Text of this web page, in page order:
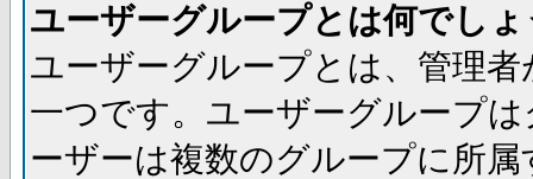
ユーザーグループとは何でし
ユーザーグループとは、管理
一つです。ユーザーグループ
ーザーは複数のグループに所